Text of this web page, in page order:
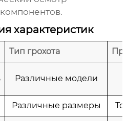
характеристик
Тип грохота
Различные модели
Различные размеры